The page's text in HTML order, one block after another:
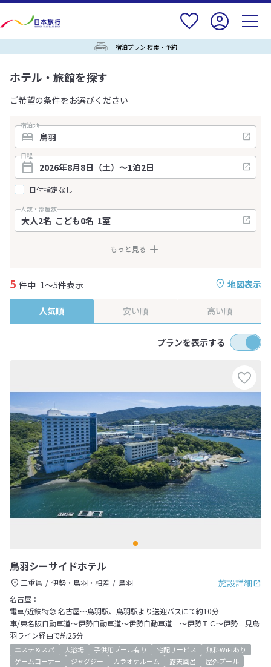
宿泊プラン 検索・予約
ホテル・旅館を探す
ご希望の条件をお選びください
宿泊地
日程
日付指定なし
人数・部屋数
もっと見る
地図表示
5 件中 1～5件表示
人気順 安い順 高い順
プランを表示する
鳥羽シーサイドホテル
施設詳細
三重県 伊勢・鳥羽・相差
鳥羽
名古屋：
電車/近鉄特急 名古屋～鳥羽駅、鳥羽駅より送迎バスにて約10分
車/東名阪自動車道～伊勢自動車道～伊勢自動車道 ～伊勢ＩＣ～伊勢二見鳥
羽ライン経由で約25分
エステ＆スパ 大浴場 子供用プール有り 宅配サービス
無料WiFiあり
ゲームコーナー
ジャグジー カラオケルーム 露天風呂
屋外プール